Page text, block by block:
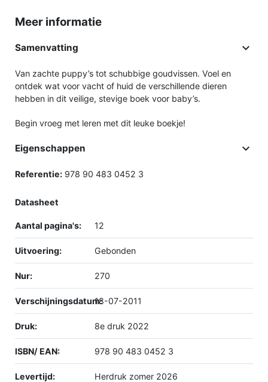
Meer informatie
Samenvatting 
Van zachte puppy’s tot schubbige goudvissen. Voel en
ontdek wat voor vacht of huid de verschillende dieren
hebben in dit veilige, stevige boek voor baby’s.
Begin vroeg met leren met dit leuke boekje!
Eigenschappen 
Referentie: 978 90 483 0452 3
Datasheet
Aantal pagina's: 12
Uitvoering: Gebonden
Nur: 270
Verschijningsdatum:18-07-2011
Druk: 8e druk 2022
ISBN/ EAN: 978 90 483 0452 3
Levertijd: Herdruk zomer 2026